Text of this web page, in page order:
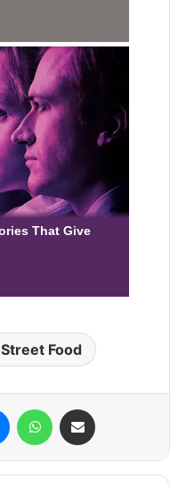
Food